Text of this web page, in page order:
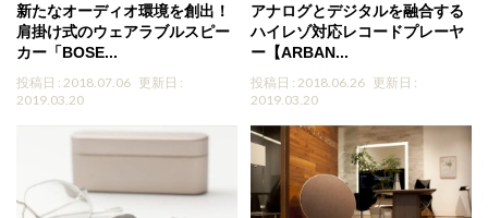
新たなオーディオ環境を創出！
肩掛け式のウェアラブルスピー
カー「BOSE...
投稿日 : 2018.07.06 更新日 :
2019.03.20
アナログとデジタルを融合する
ハイレゾ対応レコードプレーヤ
ー【ARBAN...
投稿日 : 2018.06.26 更新日 :
2019.03.20